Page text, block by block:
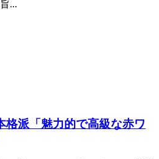
...
格派「魅力的で高級な赤ワ